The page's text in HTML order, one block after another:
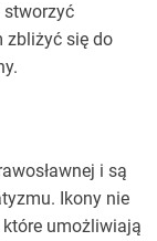
stworzyć
zbliżyć się do
i są
Ikony nie
umożliwiają